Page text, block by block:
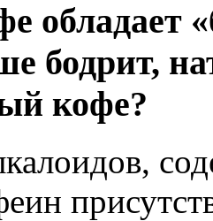
обладает
бодрит,
кофе?